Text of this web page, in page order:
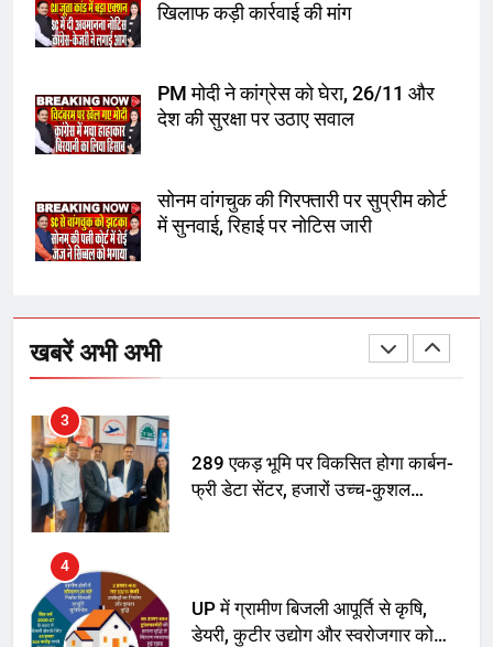
खिलाफ कड़ी कार्रवाई की मांग
PM मोदी ने कांग्रेस को घेरा, 26/11 और
देश की सुरक्षा पर उठाए सवाल
सोनम वांगचुक की गिरफ्तारी पर सुप्रीम कोर्ट
में सुनवाई, रिहाई पर नोटिस जारी
खबरें अभी अभी
चुनाव से पहले लालू परिवार पर बड़ा झटका,
तय किए
1
रोशन सिंह के नाम पर करने की मांग तेज
अमर शहीद ठाकुर रोशन सिंह के नाम पर
स्वरूप रानी नेहरू चिकित्सालय का
3
289 एकड़ भूमि पर विकसित होगा कार्बन-
फ्री डेटा सेंटर, हजारों उच्च-कुशल
4
UP में ग्रामीण बिजली आपूर्ति से कृषि,
डेयरी, कुटीर उद्योग और स्वरोजगार को